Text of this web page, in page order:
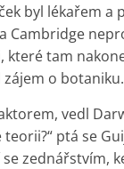
byl lékařem a
Cambridge
které tam
o botaniku.
vedl
ptá se
zednářstvím,